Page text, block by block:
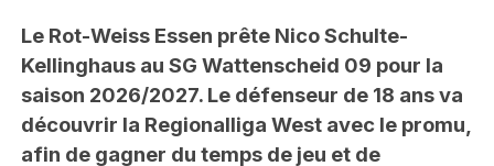
Le Rot-Weiss Essen prête Nico Schulte-
Kellinghaus au SG Wattenscheid 09 pour la
saison 2026/2027. Le défenseur de 18 ans va
découvrir la Regionalliga West avec le promu,
afin de gagner du temps de jeu et de